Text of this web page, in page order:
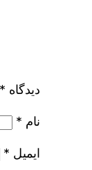
دیدگاه *
نام *
ایمیل *